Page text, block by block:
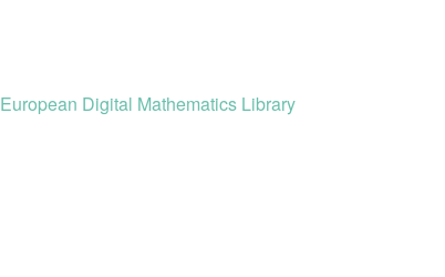
European Digital Mathematics Library